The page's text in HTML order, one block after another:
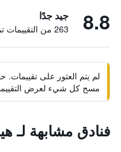
8.8 جيد جدًا
263 من التقييمات تم التحقق منها
لم يتم العثور على تقييمات.
مسح كل شيء لعرض
فنادق مشابهة لـ